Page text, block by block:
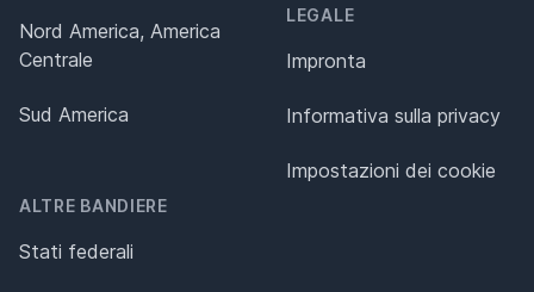
Nord America, America
Centrale
Sud America
ALTRE BANDIERE
Stati federali
LEGALE
Impronta
Informativa sulla privacy
Impostazioni dei cookie